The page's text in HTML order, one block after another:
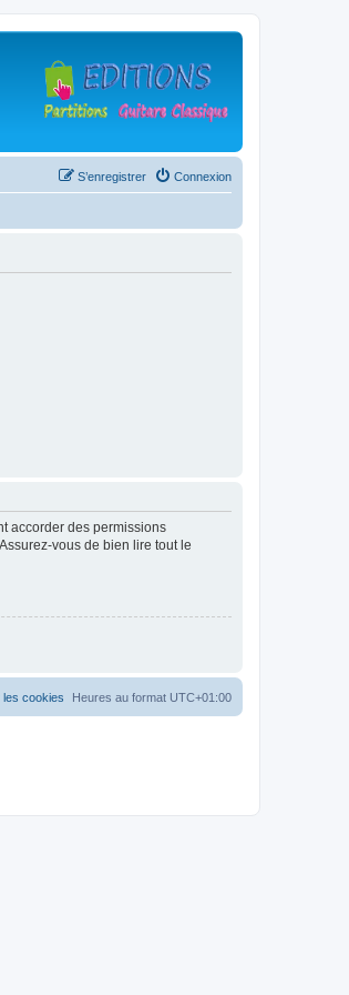
Connexion
S’enregistrer
accorder des permissions
vous de bien lire tout le
Heures au format UTC+01:00
les cookies